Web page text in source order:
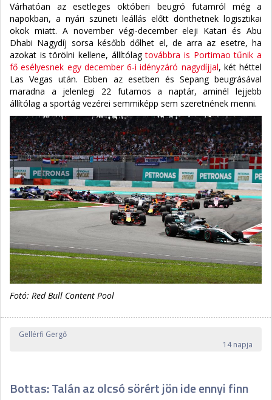
Várhatóan az esetleges októberi beugró futamról még a
napokban, a nyári szüneti leállás előtt dönthetnek logisztikai
okok miatt. A november végi-december eleji Katari és Abu
Dhabi Nagydíj sorsa később dőlhet el, de arra az esetre, ha
azokat is törölni kellene, állítólagtovábbra is Portimao tűnik a
fő esélyesnek egy december 6-i idényzáró nagydíjjal, két héttel
Las Vegas után. Ebben az esetben és Sepang beugrásával
maradna a jelenlegi 22 futamos a naptár, aminél lejjebb
állítólag a sportág vezérei semmiképp sem szeretnének menni.
Fotó: Red Bull Content Pool
Gellérfi Gergő
14 napja
Bottas: Talán az olcsó sörért jön ide ennyi finn